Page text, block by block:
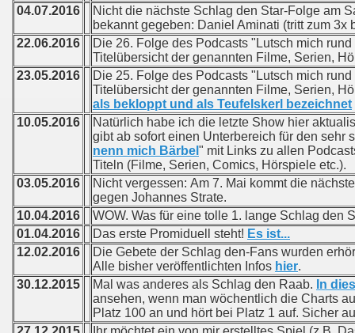
04.07.2016
Nicht die nächste Schlag den Star-Folge am
bekannt gegeben: Daniel Aminati (tritt zum 3x
22.06.2016
Die 26. Folge des Podcasts "Lutsch mich
Titelübersicht der genannten Filme, Serien,
23.05.2016
Die 25. Folge des Podcasts "Lutsch mich
Titelübersicht der genannten Filme, Serien,
als bekloppt und als Teufelskerl bezeichnet
10.05.2016
Natürlich habe ich die letzte Show hier
gibt ab sofort einen Unterbereich für den sehr
nenn mich Bärbel " mit Links zu allen
Titeln (Filme, Serien, Comics, Hörspiele etc.).
03.05.2016
Nicht vergessen: Am 7. Mai kommt die
gegen Johannes Strate.
10.04.2016
WOW. Was für eine tolle 1. lange Schlag den
01.04.2016
Das erste Promiduell steht! Es ist...
12.02.2016
Die Gebete der Schlag den-Fans wurden
Alle bisher veröffentlichten Infos hier.
30.12.2015
Mal was anderes als Schlag den Raab. In
ansehen, wenn man wöchentlich die Charts
Platz 100 an und hört bei Platz 1 auf. Sicher